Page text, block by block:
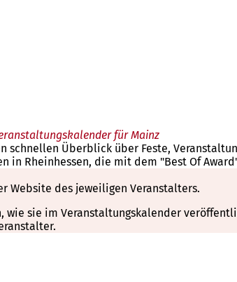
für Mainz
Überblick über Feste,
Rheinhessen, die mit dem "Best Of
Website des jeweiligen Veranstalters.
wie sie im Veranstaltungskalender